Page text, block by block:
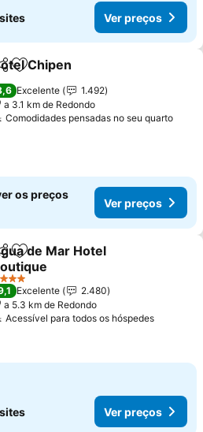
Ver preços
Adicionar aos favoritos
Chipen
Excelente
1.492
a 3.1 km de Redondo
Comodidades pensadas no seu quarto
os preços
Ver preços
Adicionar aos favoritos
de Mar Hotel
Excelente
2.480
a 5.3 km de Redondo
Acessível para todos os hóspedes
Ver preços